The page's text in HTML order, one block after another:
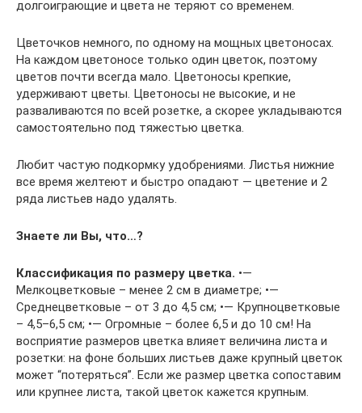
долгоиграющие и цвета не теряют со временем.
Цветочков немного, по одному на мощных цветоносах.
На каждом цветоносе только один цветок, поэтому
цветов почти всегда мало. Цветоносы крепкие,
удерживают цветы. Цветоносы не высокие, и не
разваливаются по всей розетке, а скорее укладываются
самостоятельно под тяжестью цветка.
Любит частую подкормку удобрениями. Листья нижние
все время желтеют и быстро опадают — цветение и 2
ряда листьев надо удалять.
Знаете ли Вы, что…?
Классификация по размеру цветка. •—
Мелкоцветковые – менее 2 см в диаметре; •—
Среднецветковые – от 3 до 4,5 см; •— Крупноцветковые
– 4,5–6,5 см; •— Огромные – более 6,5 и до 10 см! На
восприятие размеров цветка влияет величина листа и
розетки: на фоне больших листьев даже крупный цветок
может “потеряться”. Если же размер цветка сопоставим
или крупнее листа, такой цветок кажется крупным.